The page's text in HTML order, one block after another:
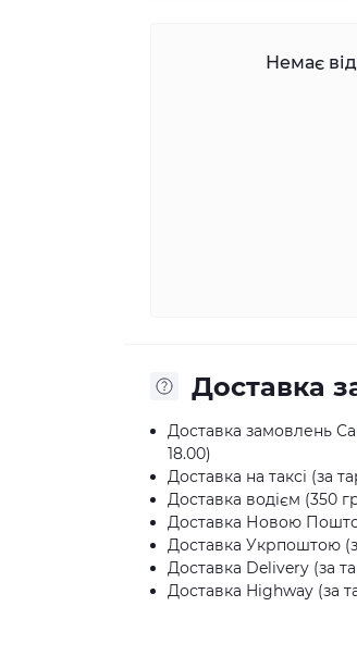
Немає
Доставка
Доставка замовлень
18.00)
Доставка на таксі (за
Доставка водієм (350
Доставка Новою
Доставка Укрпоштою
Доставка Delivery (за
Доставка Highway (за